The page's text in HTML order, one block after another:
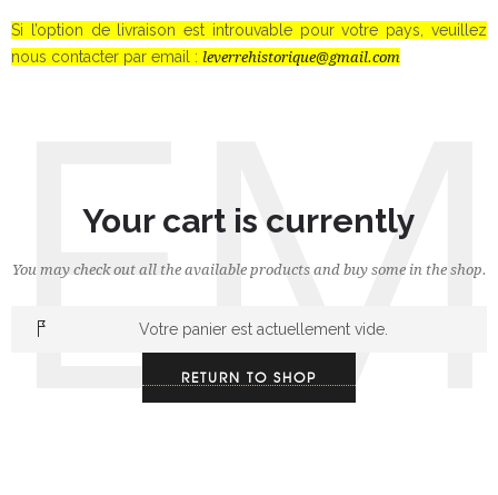
Si l’option de livraison est introuvable pour votre pays, veuillez
nous contacter par email : leverrehistorique@gmail.com
Your cart is currently
You may check out all the available products and buy some in the shop.
Votre panier est actuellement vide.
RETURN TO SHOP